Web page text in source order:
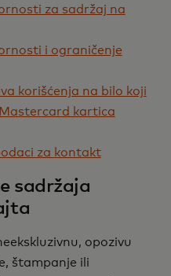
za sadržaj na
i ograničenje
korišćenja na bilo koji
kartica
za kontakt
sadržaja
opozivu
štampanje ili